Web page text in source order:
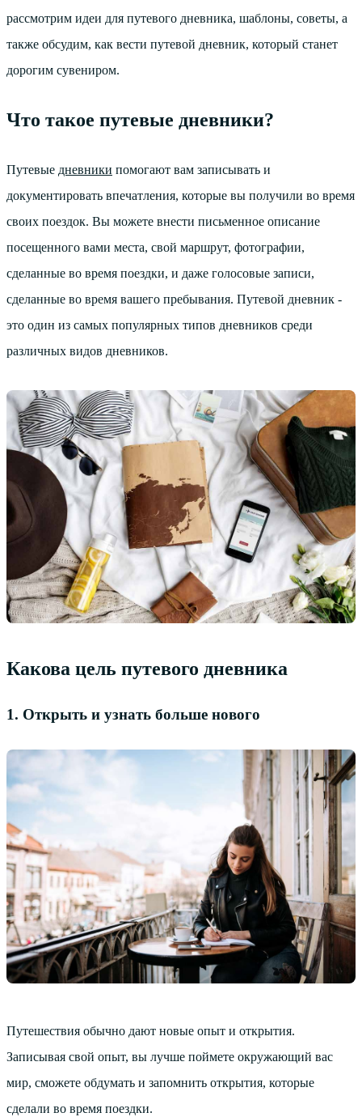
рассмотрим идеи для путевого дневника, шаблоны, советы, а
также обсудим, как вести путевой дневник, который станет
дорогим сувениром.
Что такое путевые дневники?
Путевые дневники помогают вам записывать и
документировать впечатления, которые вы получили во время
своих поездок. Вы можете внести письменное описание
посещенного вами места, свой маршрут, фотографии,
сделанные во время поездки, и даже голосовые записи,
сделанные во время вашего пребывания. Путевой дневник -
это один из самых популярных типов дневников среди
различных видов дневников.
Какова цель путевого дневника
1. Открыть и узнать больше нового
Путешествия обычно дают новые опыт и открытия.
Записывая свой опыт, вы лучше поймете окружающий вас
мир, сможете обдумать и запомнить открытия, которые
сделали во время поездки.